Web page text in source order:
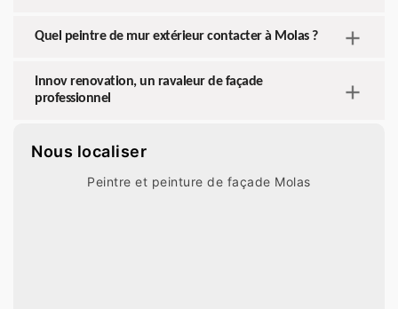
Quel peintre de mur extérieur contacter à Molas ?
Innov renovation, un ravaleur de façade
professionnel
Nous localiser
Peintre et peinture de façade Molas